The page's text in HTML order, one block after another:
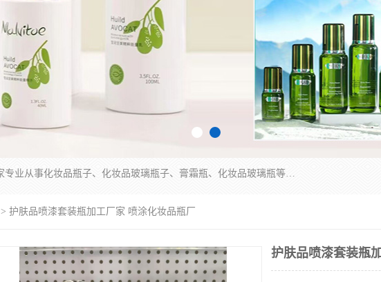
广州乐鑫玻璃制品有限公司是一家专业从事化妆品瓶子、化妆品玻璃瓶子、膏霜瓶、化妆品玻璃瓶等产品的集开发研制、生产、销售于一体的实业型玻璃制品生产企业。产品从设计、开模、试样、生产、蒙砂、抛光、喷涂、高低温单色及多色印刷，烫金（银）到交货实现一条龙服务。
> 护肤品喷漆套装瓶加工厂家 喷涂化妆品瓶厂
护肤品喷漆套装瓶